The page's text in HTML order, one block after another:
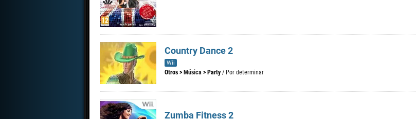
Country Dance 2
Wii
Otros > Música > Party / Por determinar
Zumba Fitness 2